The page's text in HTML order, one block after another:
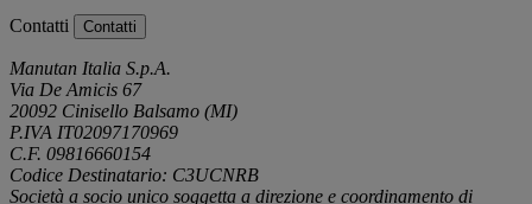
Contatti Contatti
Manutan Italia S.p.A.
Via De Amicis 67
20092 Cinisello Balsamo (MI)
P.IVA IT02097170969
C.F. 09816660154
Codice Destinatario: C3UCNRB
Società a socio unico soggetta a direzione e coordinamento di